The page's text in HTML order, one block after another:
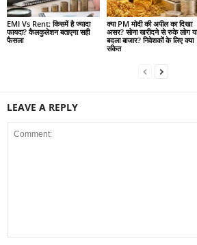
EMI Vs Rent: किसमें है ज्यादा
फायदा? कैलकुलेशन बताएगा सही
फैसला
क्या PM मोदी की अपील का दिखा
असर? सोना खरीदने से रुके लोग या
बदला बाजार? निवेशकों के लिए क्या
संकेत
LEAVE A REPLY